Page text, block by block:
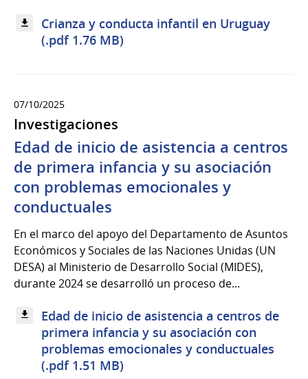
Crianza y conducta infantil en Uruguay
(.pdf 1.76 MB)
07/10/2025
Investigaciones
Edad de inicio de asistencia a centros
de primera infancia y su asociación
con problemas emocionales y
conductuales
En el marco del apoyo del Departamento de Asuntos
Económicos y Sociales de las Naciones Unidas (UN
DESA) al Ministerio de Desarrollo Social (MIDES),
durante 2024 se desarrolló un proceso de...
Edad de inicio de asistencia a centros de
primera infancia y su asociación con
problemas emocionales y conductuales
(.pdf 1.51 MB)